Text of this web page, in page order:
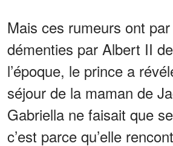
Mais ces rumeurs ont
démenties par Albert II
l’époque, le prince a
séjour de la maman de
Gabriella ne faisait que
c’est parce qu’elle